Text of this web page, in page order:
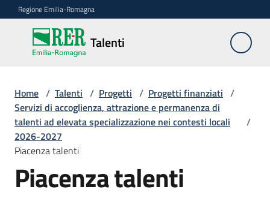
Vai al contenuto
Vai alla navigazione
Vai al footer
Regione Emilia-Romagna
Talenti
Talenti
La
legge
regionale
2/2023
Le
azioni
Home / Talenti / Progetti / Progetti finanziati /
Servizi di accoglienza, attrazione e permanenza di
talenti ad elevata specializzazione nei contesti locali
2026-2027
/
Piacenza talenti
Piacenza talenti